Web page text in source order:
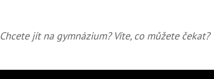
Chcete jít na gymnázium? Víte, co můžete čekat?